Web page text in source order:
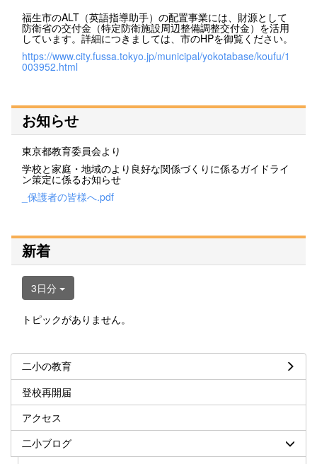
福生市のALT（英語指導助手）の配置事業には、財源として
防衛省の交付金（特定防衛施設周辺整備調整交付金）を活用
しています。詳細につきましては、市のHPを御覧ください。
https://www.city.fussa.tokyo.jp/municipal/yokotabase/koufu/1
003952.html
お知らせ
東京都教育委員会より
学校と家庭・地域のより良好な関係づくりに係るガイドライ
ン策定に係るお知らせ
_保護者の皆様へ.pdf
新着
3日分
トピックがありません。
二小の教育
登校再開届
アクセス
二小ブログ